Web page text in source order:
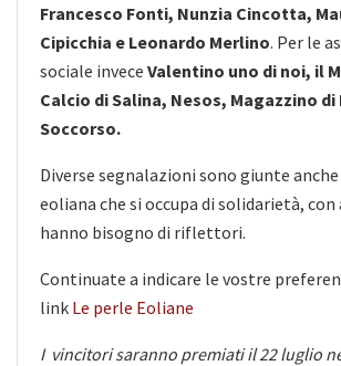
Francesco Fonti, Nunzia Cincotta,
Cipicchia e Leonardo Merlino. Per le
sociale invece Valentino uno di noi, il
Calcio di Salina, Nesos, Magazzino di
Soccorso.
Diverse segnalazioni sono giunte
eoliana che si occupa di solidarietà,
hanno bisogno di riflettori.
Continuate a indicare le vostre
link Le perle Eoliane
I vincitori saranno premiati il 22 luglio